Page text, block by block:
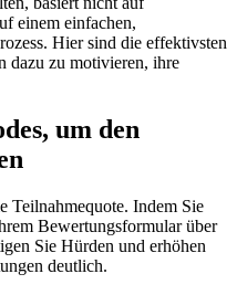
einem einfachen,
Hier sind die effektivsten
dazu zu motivieren, ihre
um den
Teilnahmequote. Indem Sie
Bewertungsformular über
Sie Hürden und erhöhen
deutlich.